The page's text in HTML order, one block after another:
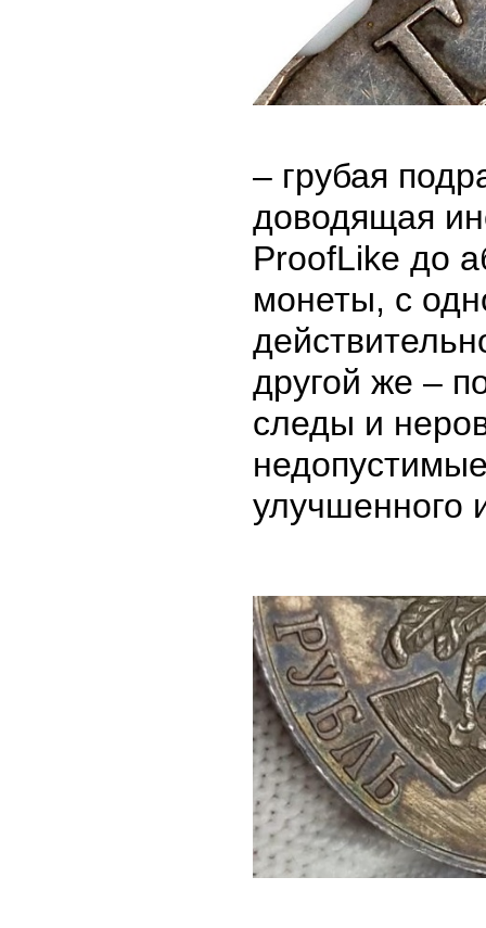
– грубая
доводящая
ProofLike до
монеты, с
другой же –
следы и
улучшенного